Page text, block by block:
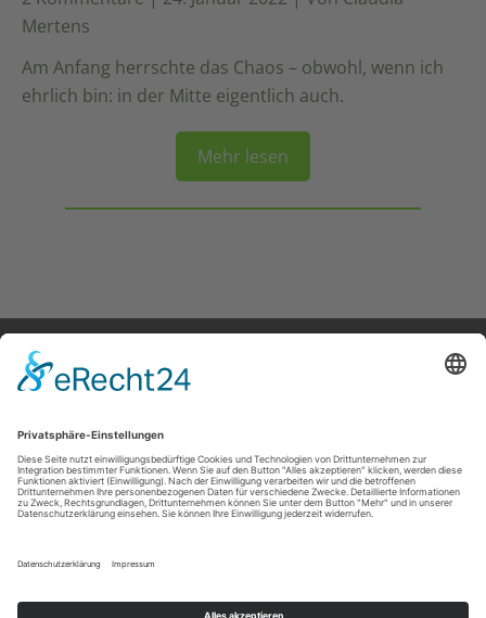
Mertens
Am Anfang herrschte das Chaos – obwohl, wenn ich
ehrlich bin: in der Mitte eigentlich auch.
Mehr lesen
© 2024 Mein Teegarten. Alle Rechte vorbehalten.